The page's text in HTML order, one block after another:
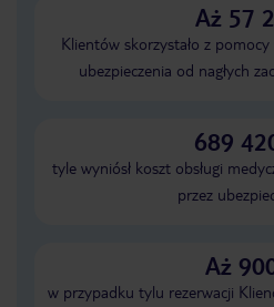
Aż 57
Klientów skorzystało z
ubezpieczenia od nagłych
689
tyle wyniósł koszt obsługi
przez
Aż
w przypadku tylu rezerwacji